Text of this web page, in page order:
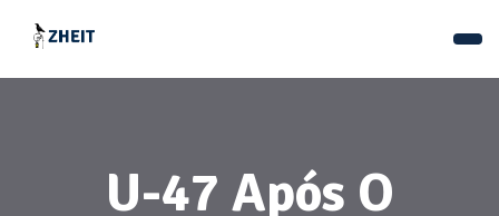
U-47 Após O